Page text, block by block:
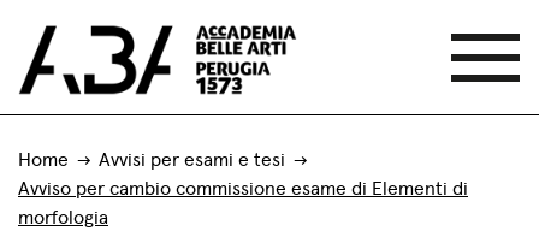
Home
Avvisi per esami e tesi
Avviso per cambio commissione esame di Elementi di
morfologia